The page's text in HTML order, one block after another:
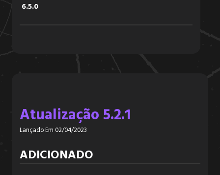
6.5.0
6.4.0
6.3.3
Atualização 5.2.1
Lançado Em 02/04/2023
ADICIONADO